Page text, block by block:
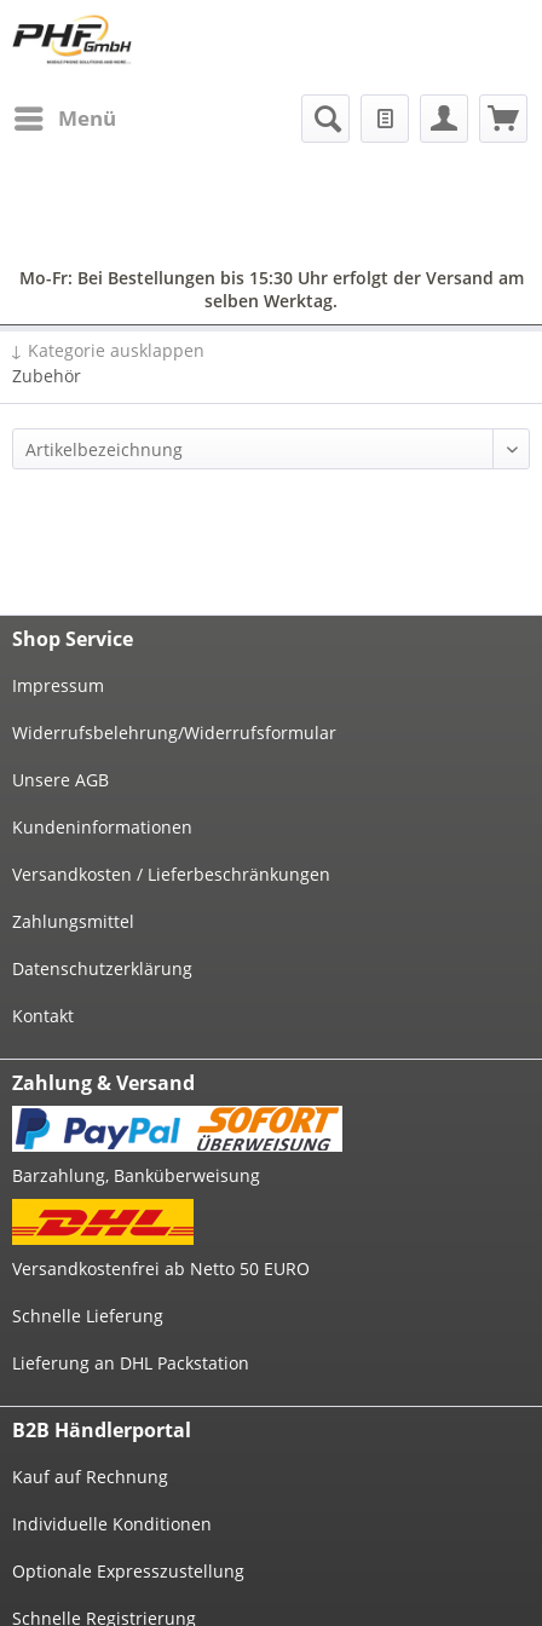
Menü
Mo-Fr: Bei Bestellungen bis 15:30 Uhr erfolgt der Versand am
selben Werktag.
↓ Kategorie ausklappen
Zubehör
Shop Service
Impressum
Widerrufsbelehrung/Widerrufsformular
Unsere AGB
Kundeninformationen
Versandkosten / Lieferbeschränkungen
Zahlungsmittel
Datenschutzerklärung
Kontakt
Zahlung & Versand
Barzahlung, Banküberweisung
Versandkostenfrei ab Netto 50 EURO
Schnelle Lieferung
Lieferung an DHL Packstation
B2B Händlerportal
Kauf auf Rechnung
Individuelle Konditionen
Optionale Expresszustellung
Schnelle Registrierung